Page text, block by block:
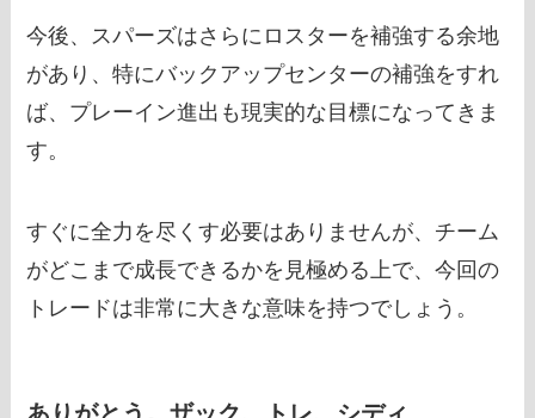
今後、スパーズはさらにロスターを補強する余地
があり、特にバックアップセンターの補強をすれ
ば、プレーイン進出も現実的な目標になってきま
す。
すぐに全力を尽くす必要はありませんが、チーム
がどこまで成長できるかを見極める上で、今回の
トレードは非常に大きな意味を持つでしょう。